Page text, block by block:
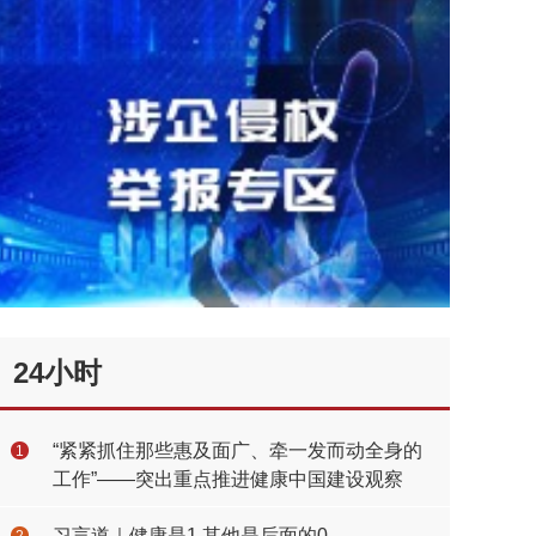
24小时
1
“紧紧抓住那些惠及面广、牵一发而动全身的
工作”——突出重点推进健康中国建设观察